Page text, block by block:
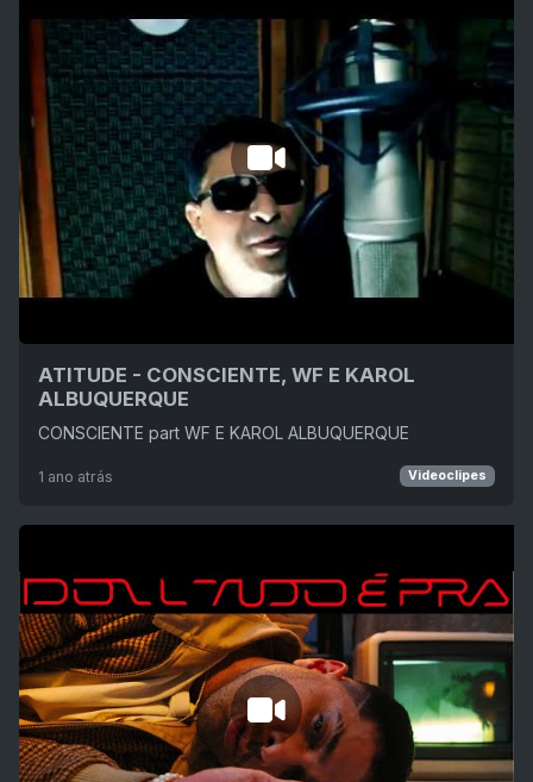
ATITUDE - CONSCIENTE, WF E KAROL
ALBUQUERQUE
CONSCIENTE part WF E KAROL ALBUQUERQUE
1 ano atrás Videoclipes